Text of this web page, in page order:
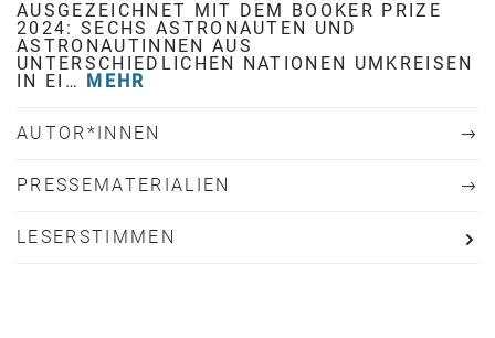
AUSGEZEICHNET MIT DEM BOOKER PRIZE
2024: SECHS ASTRONAUTEN UND
ASTRONAUTINNEN AUS
UNTERSCHIEDLICHEN NATIONEN UMKREISEN
IN EI…
MEHR
AUTOR*INNEN
PRESSEMATERIALIEN
LESERSTIMMEN